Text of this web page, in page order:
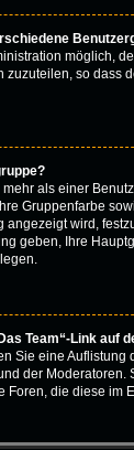
möglich,
zuzuteilen, so dass
als einer
Gruppenfarbe
angezeigt wird,
geben, Ihre
Team“-Link auf
Sie eine Auflistung
der Moderatoren.
Foren, die diese im